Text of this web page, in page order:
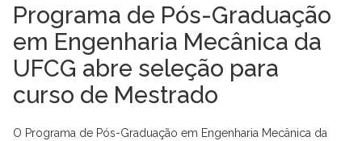
Programa de Pós-Graduação
em Engenharia Mecânica da
UFCG abre seleção para
curso de Mestrado
O Programa de Pós-Graduação em Engenharia Mecânica da